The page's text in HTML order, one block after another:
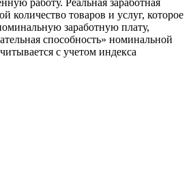
количество товаров и услуг, которое
заработную плату,
способность» номинальной
с учетом индекса